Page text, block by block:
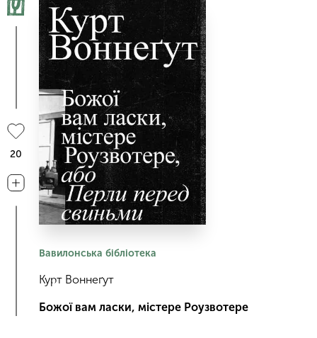
Вавилонська бібліотека
Курт Воннеґут
Божої вам ласки, містере Роузвотере
20